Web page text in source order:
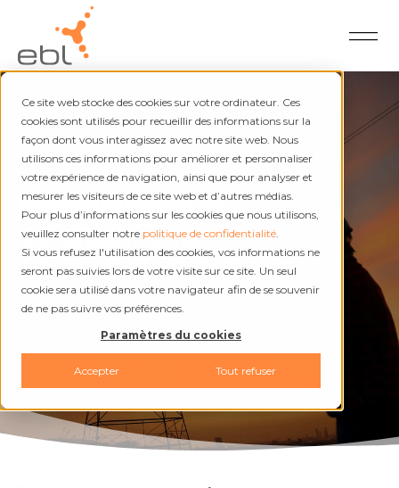
Ce site web stocke des cookies sur votre ordinateur. Ces
cookies sont utilisés pour recueillir des informations sur la
façon dont vous interagissez avec notre site web. Nous
utilisons ces informations pour améliorer et personnaliser
votre expérience de navigation, ainsi que pour analyser et
mesurer les visiteurs de ce site web et d’autres médias.
Pour plus d’informations sur les cookies que nous utilisons,
veuillez consulter notre politique de confidentialité.
Si vous refusez l'utilisation des cookies, vos informations ne
seront pas suivies lors de votre visite sur ce site. Un seul
cookie sera utilisé dans votre navigateur afin de se souvenir
de ne pas suivre vos préférences.
Paramètres du cookies
Accepter Tout refuser
Électricité et chaleur
Interruptions et
dérangements